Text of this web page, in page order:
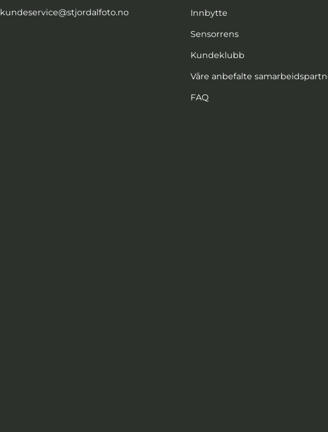
kundeservice@stjordalfoto.no
Innbytte
Sensorrens
Kundeklubb
Våre anbefalte
FAQ